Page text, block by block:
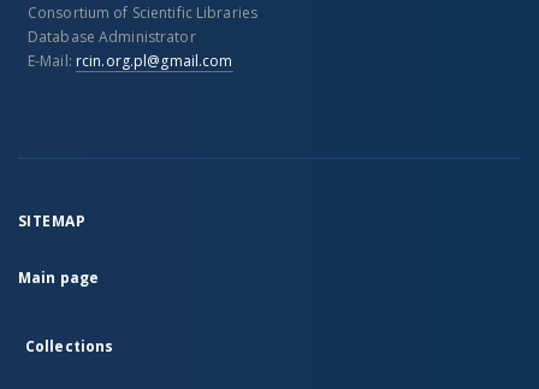
Consortium of Scientific Libraries
Database Administrator
E-Mail: rcin.org.pl@gmail.com
SITEMAP
Main page
Collections